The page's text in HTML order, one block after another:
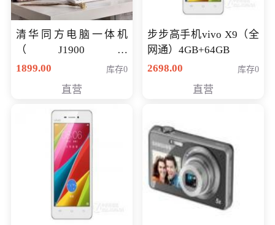
清华同方电脑一体机
（J1900四
核/4G/120G0.8CM厚度
1899.00 库存0
直营
步步高手机vivo X9（全
网通）4GB+64GB
2698.00
库存0
直营